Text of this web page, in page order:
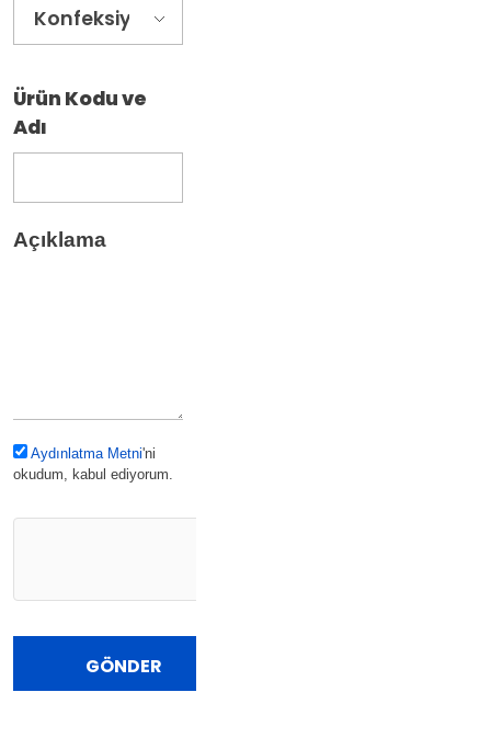
Ürün Kodu ve
Adı
Açıklama
Aydınlatma Metni'ni
okudum, kabul ediyorum.